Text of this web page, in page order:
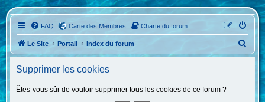
FAQ Carte des Membres Charte du forum
Le Site Portail Index du forum
e
Supprimer les cookies
Êtes-vous sûr de vouloir supprimer tous les cookies de ce forum ?